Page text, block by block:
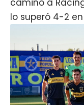
camino a
lo superó 4-2